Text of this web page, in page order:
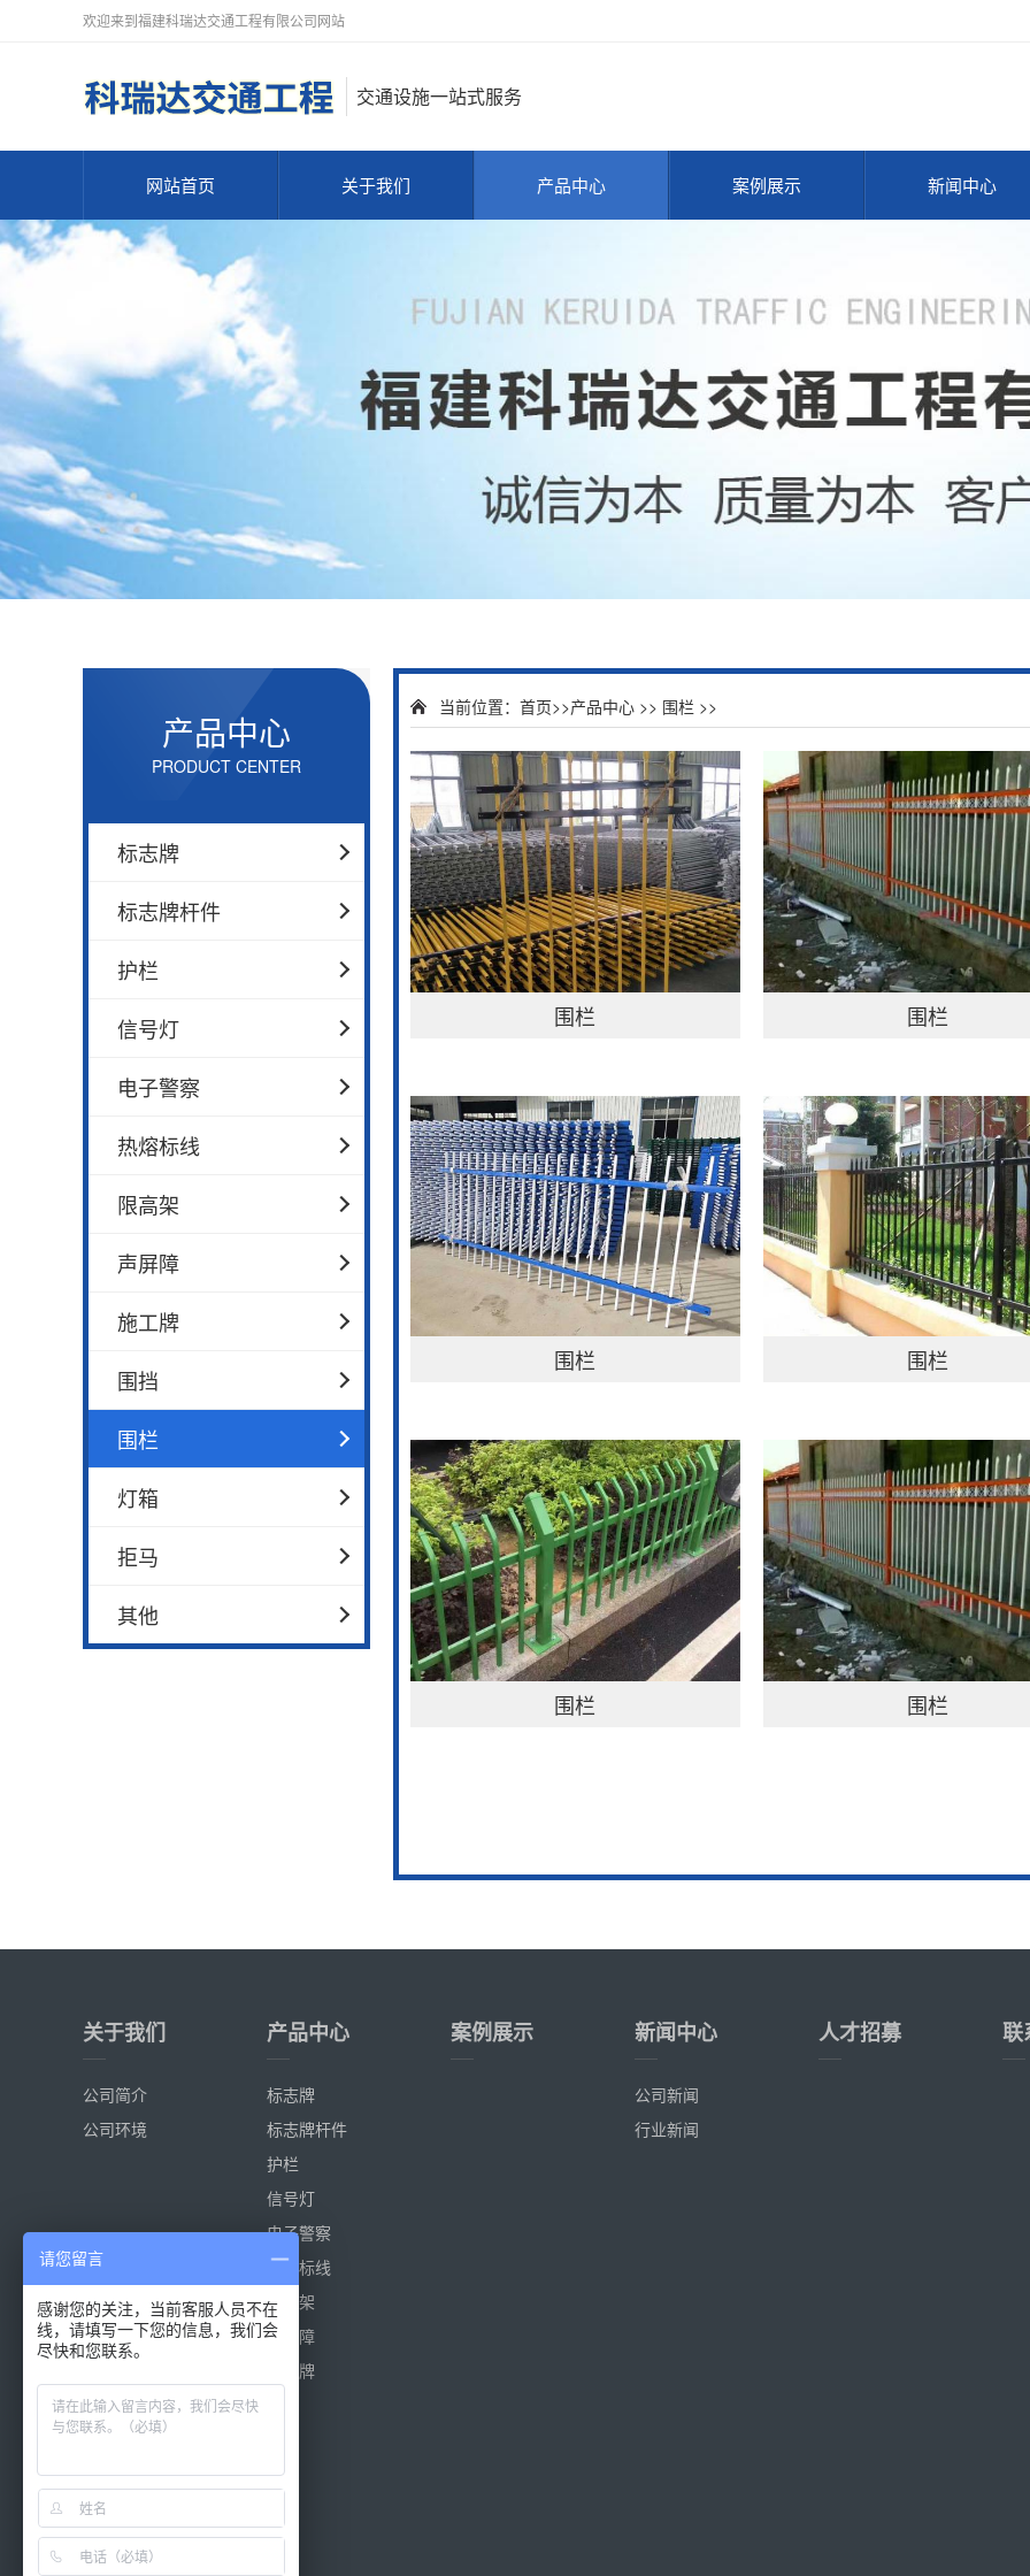
欢迎来到福建科瑞达交通工程有限公司网站
交通设施一站式服务
网站首页 关于我们 产品中心 案例展示 新闻中心
产品中心
PRODUCT CENTER
标志牌
标志牌杆件
护栏
信号灯
电子警察
热熔标线
限高架
声屏障
施工牌
围挡
围栏
灯箱
拒马
其他
当前位置： 首页>>产品中心 >> 围栏 >>
围栏 围栏
围栏 围栏
围栏 围栏
关于我们
公司简介
公司环境
产品中心
标志牌
标志牌杆件
护栏
信号灯
电子警察
热熔标线
限高架
声屏障
施工牌
灯箱
其他
案例展示 新闻中心
公司新闻
行业新闻
人才招募 联
请您留言
感谢您的关注，当前客服人员不在
线，请填写一下您的信息，我们会
尽快和您联系。